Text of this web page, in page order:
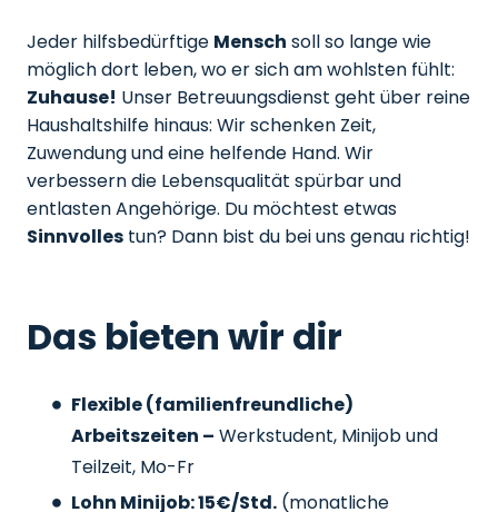
Jeder hilfsbedürftige Mensch soll so lange wie
möglich dort leben, wo er sich am wohlsten fühlt:
Zuhause! Unser Betreuungsdienst geht über reine
Haushaltshilfe hinaus: Wir schenken Zeit,
Zuwendung und eine helfende Hand. Wir
verbessern die Lebensqualität spürbar und
entlasten Angehörige. Du möchtest etwas
Sinnvolles tun? Dann bist du bei uns genau richtig!
Das bieten wir dir
Flexible (familienfreundliche)
Arbeitszeiten – Werkstudent, Minijob und
Teilzeit, Mo-Fr
Lohn Minijob: 15€/Std. (monatliche